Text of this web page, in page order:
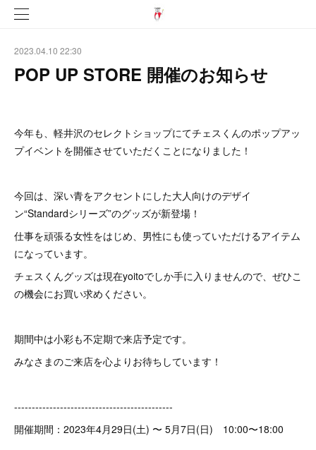
2023.04.10 22:30
POP UP STORE 開催のお知らせ
今年も、軽井沢のセレクトショップにてチェスくんのポップアッ
プイベントを開催させていただくことになりました！
今回は、深い青をアクセントにした大人向けのデザイ
ン“Standardシリーズ”のグッズが新登場！
仕事を頑張る女性をはじめ、男性にも使っていただけるアイテム
になっています。
チェスくんグッズは現在yoitoでしか手に入りませんので、ぜひこ
の機会にお買い求めください。
期間中は小彩も不定期で来店予定です。
みなさまのご来店を心よりお待ちしています！
---------------------------------------------
開催期間：2023年4月29日(土) 〜 5月7日(日) 10:00〜18:00